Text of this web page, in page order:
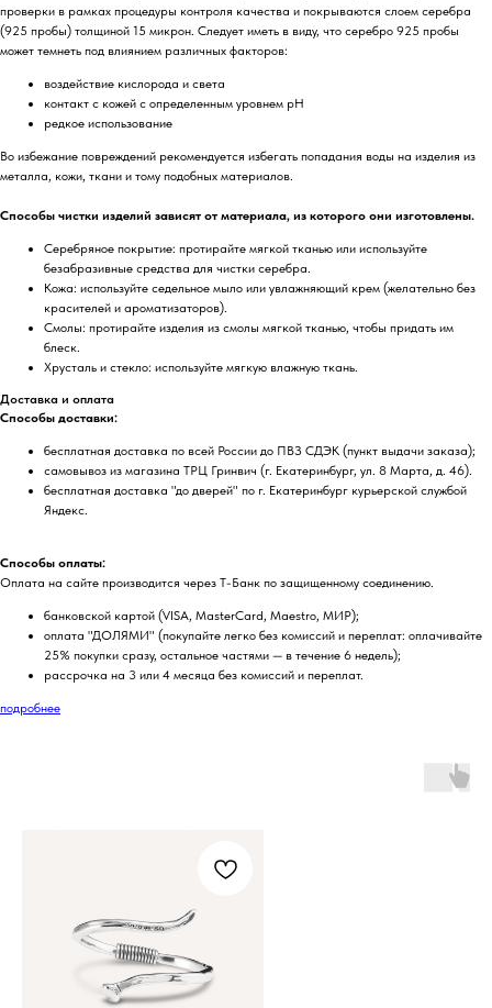
проверки в рамках процедуры контроля качества и покрываются слоем серебра
(925 пробы) толщиной 15 микрон. Следует иметь в виду, что серебро 925 пробы
может темнеть под влиянием различных факторов:
воздействие кислорода и света
контакт с кожей с определенным уровнем pH
редкое использование
Во избежание повреждений рекомендуется избегать попадания воды на изделия из
металла, кожи, ткани и тому подобных материалов.
Способы чистки изделий зависят от материала, из которого они изготовлены.
Серебряное покрытие: протирайте мягкой тканью или используйте
безабразивные средства для чистки серебра.
Кожа: используйте седельное мыло или увлажняющий крем (желательно без
красителей и ароматизаторов).
Смолы: протирайте изделия из смолы мягкой тканью, чтобы придать им
блеск.
Хрусталь и стекло: используйте мягкую влажную ткань.
Доставка и оплата
Способы доставки:
бесплатная доставка по всей России до ПВЗ СДЭК (пункт выдачи заказа);
самовывоз из магазина ТРЦ Гринвич (г. Екатеринбург, ул. 8 Марта, д. 46).
бесплатная доставка "до дверей" по г. Екатеринбург курьерской службой
Яндекс.
Способы оплаты:
Оплата на сайте производится через Т-Банк по защищенному соединению.
банковской картой (VISA, MasterCard, Maestro, МИР);
оплата "ДОЛЯМИ" (покупайте легко без комиссий и переплат: оплачивайте
25% покупки сразу, остальное частями — в течение 6 недель);
рассрочка на 3 или 4 месяца без комиссий и переплат.
подробнее